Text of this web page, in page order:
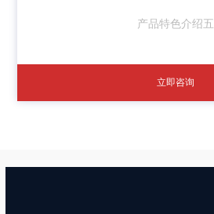
产品特色介绍五
立即咨询